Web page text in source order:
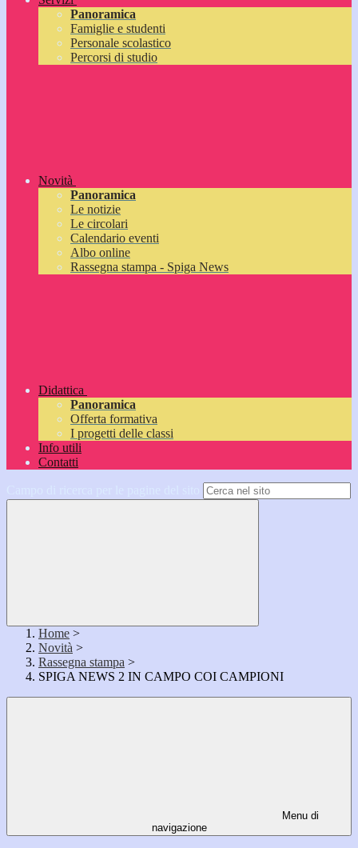
Panoramica
Famiglie e studenti
Personale scolastico
Percorsi di studio
Novità
Panoramica
Le notizie
Le circolari
Calendario eventi
Albo online
Rassegna stampa - Spiga News
Didattica
Panoramica
Offerta formativa
I progetti delle classi
Info utili
Contatti
Home >
Novità >
Rassegna stampa >
SPIGA NEWS 2 IN CAMPO COI CAMPIONI
Menu di
navigazione